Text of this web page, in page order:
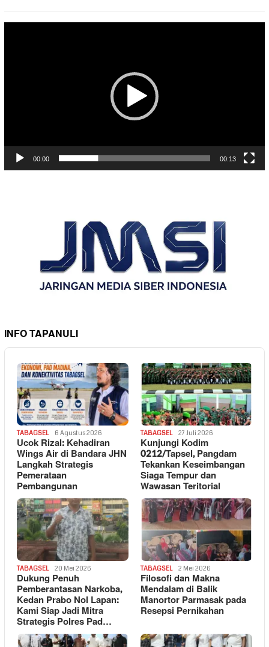
00:00 00:13
INFO TAPANULI
TABAGSEL 6 Agustus 2026
Ucok Rizal: Kehadiran
Wings Air di Bandara JHN
Langkah Strategis
Pemerataan
Pembangunan
TABAGSEL 27 Juli 2026
Kunjungi Kodim
0212/Tapsel, Pangdam
Tekankan Keseimbangan
Siaga Tempur dan
Wawasan Teritorial
TABAGSEL 20 Mei 2026
Dukung Penuh
Pemberantasan Narkoba,
Kedan Prabo Nol Lapan:
Kami Siap Jadi Mitra
Strategis Polres Pad…
TABAGSEL 2 Mei 2026
Filosofi dan Makna
Mendalam di Balik
Manortor Parmasak pada
Resepsi Pernikahan